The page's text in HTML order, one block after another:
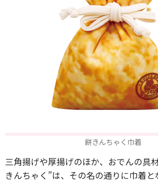
餅きんちゃく巾着
三角揚げや厚揚げのほか、おでんの具
きんちゃく”は、その名の通りに巾着と